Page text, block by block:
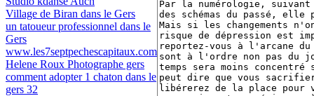
Village de Biran dans le Gers
un tatoueur professionnel dans le
Gers
www.les7septpechescapitaux.com
Helene Roux Photographe gers
comment adopter 1 chaton dans le
gers 32